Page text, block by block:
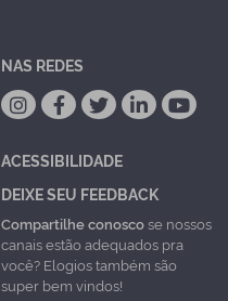
NAS REDES
ACESSIBILIDADE
DEIXE SEU FEEDBACK
Compartilhe conoscose nossos
canais estão adequados pra
você? Elogios também são
super bem vindos!